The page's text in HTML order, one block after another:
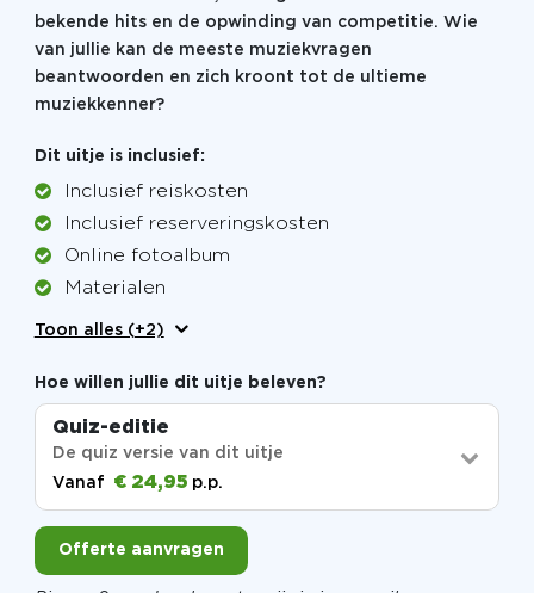
bekende hits en de opwinding van competitie. Wie
van jullie kan de meeste muziekvragen
beantwoorden en zich kroont tot de ultieme
muziekkenner?
Dit uitje is inclusief:
Inclusief reiskosten
Inclusief reserveringskosten
Online fotoalbum
Materialen
Toon alles (+2)
Hoe willen jullie dit uitje beleven?
Quiz-editie
De quiz versie van dit uitje
Vanaf € 24,95 p.p.
Offerte aanvragen